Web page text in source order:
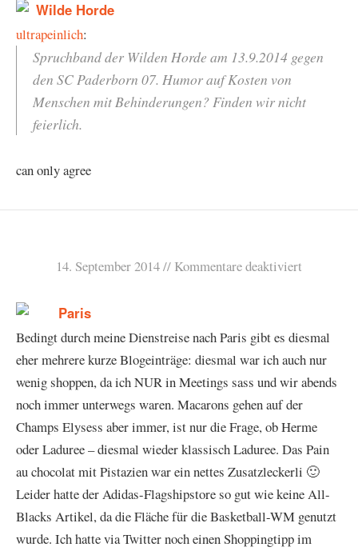
ultrapeinlich:
Spruchband der Wilden Horde am 13.9.2014 gegen
den SC Paderborn 07. Humor auf Kosten von
Menschen mit Behinderungen? Finden wir nicht
feierlich.
can only agree
14. September 2014 Kommentare deaktiviert
Bedingt durch meine Dienstreise nach Paris gibt es diesmal
eher mehrere kurze Blogeinträge: diesmal war ich auch nur
wenig shoppen, da ich NUR in Meetings sass und wir abends
noch immer unterwegs waren. Macarons gehen auf der
Champs Elysess aber immer, ist nur die Frage, ob Herme
oder Laduree – diesmal wieder klassisch Laduree. Das Pain
au chocolat mit Pistazien war ein nettes Zusatzleckerli 🙂
Leider hatte der Adidas-Flagshipstore so gut wie keine All-
Blacks Artikel, da die Fläche für die Basketball-WM genutzt
wurde. Ich hatte via Twitter noch einen Shoppingtipp im